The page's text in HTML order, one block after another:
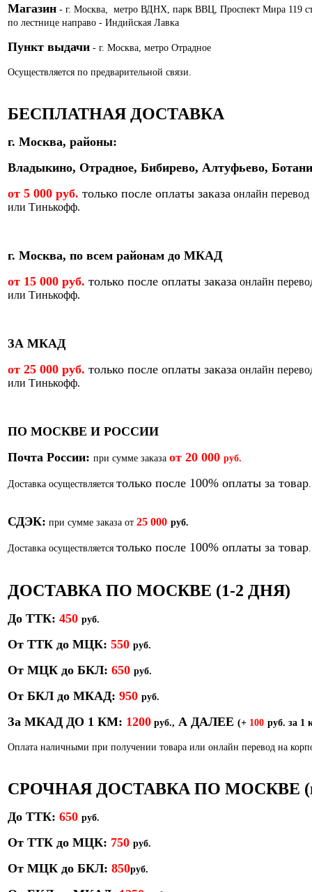
Магазин - г. Москва, метро ВДНХ, парк ВВЦ, Проспект Мира 119
по лестнице направо - Индийская Лавка
Пункт выдачи - г. Москва, метро Отрадное
Осуществляется по предварительной связи.
БЕСПЛАТНАЯ ДОСТАВКА
г. Москва, районы:
Владыкино, Отрадное, Бибирево, Алтуфьево,
от 5 000 руб. только после оплаты заказа онлайн
или Тинькофф.
г. Москва, по всем районам до МКАД
от 15 000 руб. только после оплаты заказа онлайн
или Тинькофф.
ЗА МКАД
от 25 000 руб. только после оплаты заказа онлайн
или Тинькофф.
ПО МОСКВЕ И РОССИИ
Почта России: при сумме заказа от 20 000 руб.
Доставка осуществляется только после 100% оплаты за товар
СДЭК: при сумме заказа от 25 000 руб.
Доставка осуществляется только после 100% оплаты за товар
ДОСТАВКА ПО МОСКВЕ (1-2 ДНЯ)
До ТТК: 450 руб.
От ТТК до МЦК: 550 руб.
От МЦК до БКЛ: 650 руб.
От БКЛ до МКАД: 950 руб.
За МКАД ДО 1 КМ: 1200 руб., А ДАЛЕЕ (+ 100 руб. за 1
Оплата наличными при получении товара или онлайн перевод на
СРОЧНАЯ ДОСТАВКА ПО МОСКВЕ (в
До ТТК: 650 руб.
От ТТК до МЦК: 750 руб.
От МЦК до БКЛ: 850руб.